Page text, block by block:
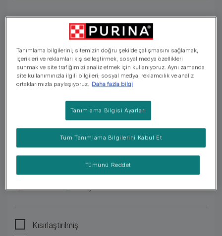
Seç
Erkek Dişi
Kısırlaştırılmış
Tanımlama bilgilerini; sitemizin doğru şekilde çalışmasını sağlamak,
içerikleri ve reklamları kişiselleştirmek, sosyal medya özellikleri
sunmak ve site trafiğimizi analiz etmek için kullanıyoruz. Aynı zamanda
site kullanımınızla ilgili bilgileri; sosyal medya, reklamcılık ve analiz
ortaklarımızla paylaşıyoruz. Daha fazla bilgi
Tanımlama Bilgisi Ayarları
Tümünü Reddet
Tüm Tanımlama Bilgilerini Kabul Et